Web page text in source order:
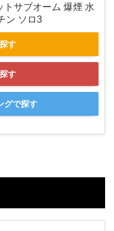
トサブオーム 爆煙 水
ン ソロ3
す
す
グで探す